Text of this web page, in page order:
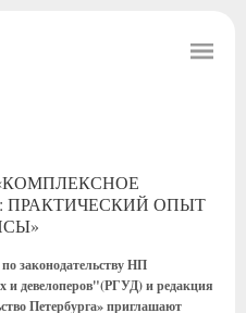
ПРАКТИЧЕСКИЙ ОПЫТ
законодательству НП
и девелоперов"(РГУД) и редакция
Петербурга» приглашают